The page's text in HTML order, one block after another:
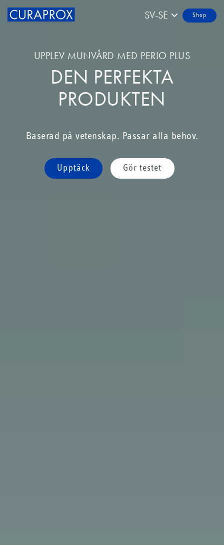
SV-SE Shop
UPPLEV MUNVÅRD MED PERIO PLUS
DEN PERFEKTA
PRODUKTEN
Baserad på vetenskap. Passar alla behov.
Upptäck Gör testet